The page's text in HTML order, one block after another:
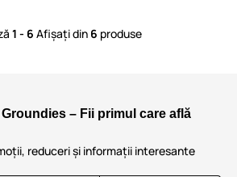
1 - 6 Afișați din 6 produse
Groundies – Fii primul care află
reduceri și informații interesante